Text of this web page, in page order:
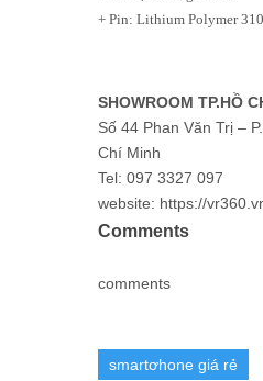
+ Pin: Lithium Polymer
SHOWROOM TP.HỒ
Số 44 Phan Văn Trị –
Chí Minh
Tel: 097 3327 097
website: https://
Comments
comments
smartơhone giá rẻ